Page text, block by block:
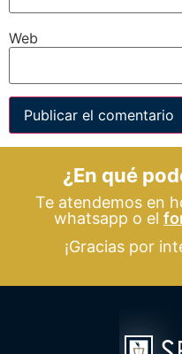
Web
¿En qué
Te atendemos en
whatsapp o el
¡Gracias por